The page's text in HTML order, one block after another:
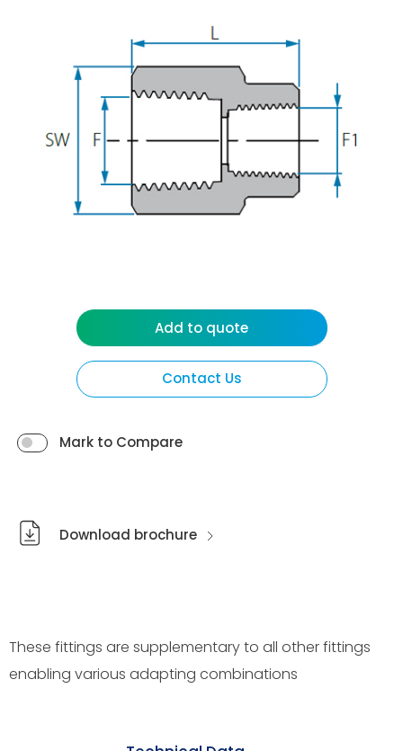
Contact Us
Mark to Compare
Add to quote
Download brochure
These fittings are supplementary to all other fittings
enabling various adapting combinations